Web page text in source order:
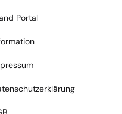
Portal